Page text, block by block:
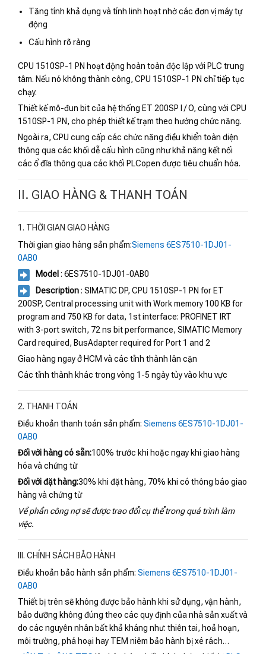
Tăng tính khả dụng và tính linh hoạt nhờ các đơn vị máy tự
động
Cấu hình rõ ràng
CPU 1510SP-1 PN hoạt động hoàn toàn độc lập với PLC trung
tâm. Nếu nó không thành công, CPU 1510SP-1 PN chỉ tiếp tục
chạy.
Thiết kế mô-đun bit của hệ thống ET 200SP I / O, cùng với CPU
1510SP-1 PN, cho phép thiết kế trạm theo hướng chức năng.
Ngoài ra, CPU cung cấp các chức năng điều khiển toàn diện
thông qua các khối dễ cấu hình cũng như khả năng kết nối
các ổ đĩa thông qua các khối PLCopen được tiêu chuẩn hóa.
II. GIAO HÀNG & THANH TOÁN
1. THỜI GIAN GIAO HÀNG
Thời gian giao hàng sản phẩm:Siemens 6ES7510-1DJ01-
0AB0
Model : 6ES7510-1DJ01-0AB0
Description: SIMATIC DP, CPU 1510SP-1 PN for ET
200SP, Central processing unit with Work memory 100 KB for
program and 750 KB for data, 1st interface: PROFINET IRT
with 3-port switch, 72 ns bit performance, SIMATIC Memory
Card required, BusAdapter required for Port 1 and 2
Giao hàng ngay ở HCM và các tỉnh thành lân cận
Các tỉnh thành khác trong vòng 1-5 ngày tùy vào khu vực
2. THANH TOÁN
Điều khoản thanh toán sản phẩm: Siemens 6ES7510-1DJ01-
0AB0
Đối với hàng có sẵn:100% trước khi hoặc ngay khi giao hàng
hóa và chứng từ
Đối với đặt hàng:30% khi đặt hàng, 70% khi có thông báo giao
hàng và chứng từ
Về phần công nợ sẽ được trao đổi cụ thể trong quá trình làm
việc.
III. CHÍNH SÁCH BẢO HÀNH
Điều khoản bảo hành sản phẩm: Siemens 6ES7510-1DJ01-
0AB0
Thiết bị trên sẽ không được bảo hành khi sử dụng, vận hành,
bảo dưỡng không đúng theo các quy định của nhà sản xuất và
do các nguyên nhân bất khả kháng như: thiên tai, hoả hoạn,
môi trường, phá hoại hay TEM niêm bảo hành bị xé rách…